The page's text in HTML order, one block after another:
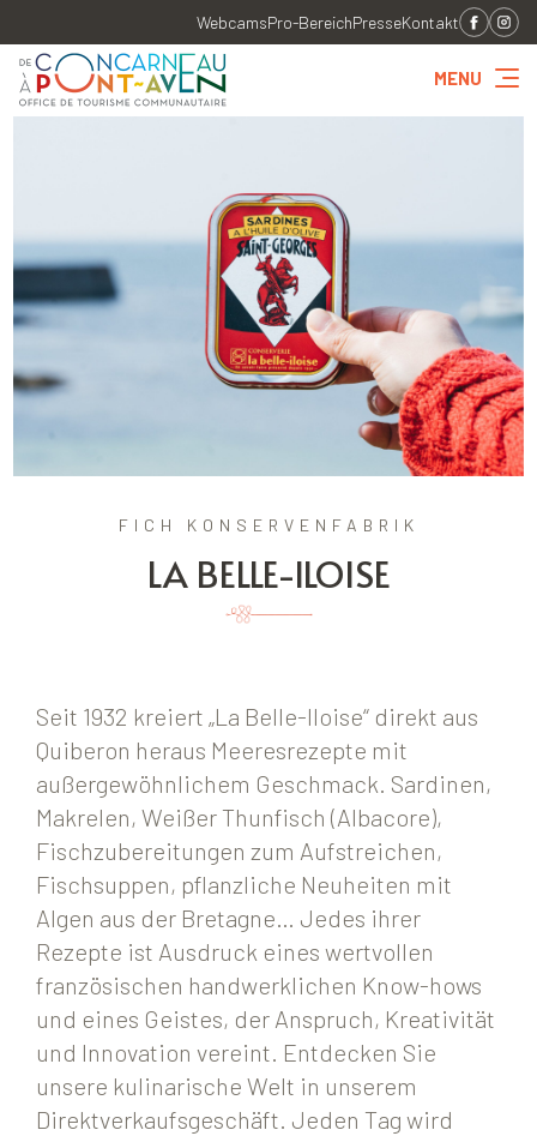
WebcamsPro-BereichPresseKontakt
MENU
FICH KONSERVENFABRIK
LA BELLE-ILOISE
Seit 1932 kreiert „La Belle-Iloise“ direkt aus
Quiberon heraus Meeresrezepte mit
außergewöhnlichem Geschmack. Sardinen,
Makrelen, Weißer Thunfisch (Albacore),
Fischzubereitungen zum Aufstreichen,
Fischsuppen, pflanzliche Neuheiten mit
Algen aus der Bretagne… Jedes ihrer
Rezepte ist Ausdruck eines wertvollen
französischen handwerklichen Know-hows
und eines Geistes, der Anspruch, Kreativität
und Innovation vereint. Entdecken Sie
unsere kulinarische Welt in unserem
Direktverkaufsgeschäft. Jeden Tag wird